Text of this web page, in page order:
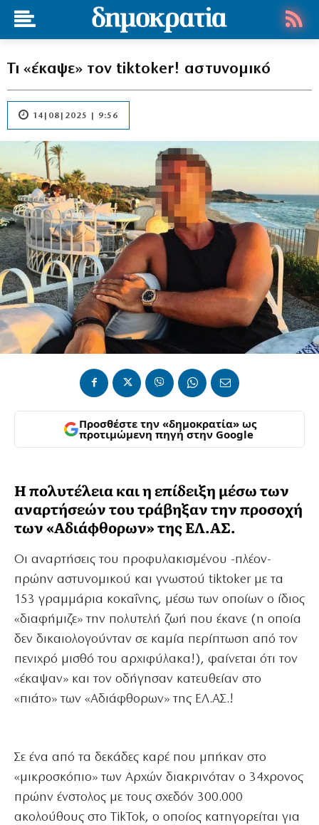
Τι «έκαψε» τον tiktoker! αστυνομικό
14|08|2025 | 9:56
Προσθέστε την «δημοκρατία» ως
προτιμώμενη πηγή στην Google
Η πολυτέλεια και η επίδειξη μέσω των
αναρτήσεών του τράβηξαν την προσοχή
των «Αδιάφθορων» της ΕΛ.ΑΣ.
Οι αναρτήσεις του προφυλακισμένου -πλέον-
πρώην αστυνομικού και γνωστού tiktoker με τα
153 γραμμάρια κοκαΐνης, μέσω των οποίων ο ίδιος
«διαφήμιζε» την πολυτελή ζωή που έκανε (η οποία
δεν δικαιολογούνταν σε καμία περίπτωση από τον
πενιχρό μισθό του αρχιφύλακα!), φαίνεται ότι τον
«έκαψαν» και τον οδήγησαν κατευθείαν στο
«πιάτο» των «Αδιάφθορων» της ΕΛ.ΑΣ.!
Σε ένα από τα δεκάδες καρέ που μπήκαν στο
«μικροσκόπιο» των Αρχών διακρινόταν ο 34χρονος
πρώην ένστολος με τους σχεδόν 300.000
ακολούθους στο TikTok, ο οποίος κατηγορείται για